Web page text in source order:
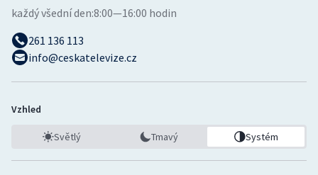
každý všední den:8:00—16:00 hodin
261 136 113
info@ceskatelevize.cz
Vzhled
Světlý Tmavý Systém